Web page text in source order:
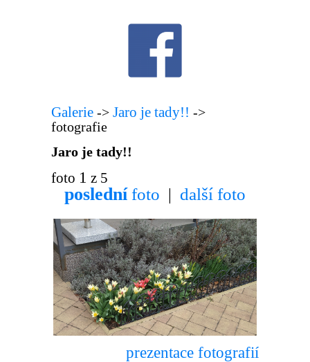
Galerie -> Jaro je tady!! ->
fotografie
Jaro je tady!!
foto 1 z 5
poslednífoto další foto
prezentace fotografií